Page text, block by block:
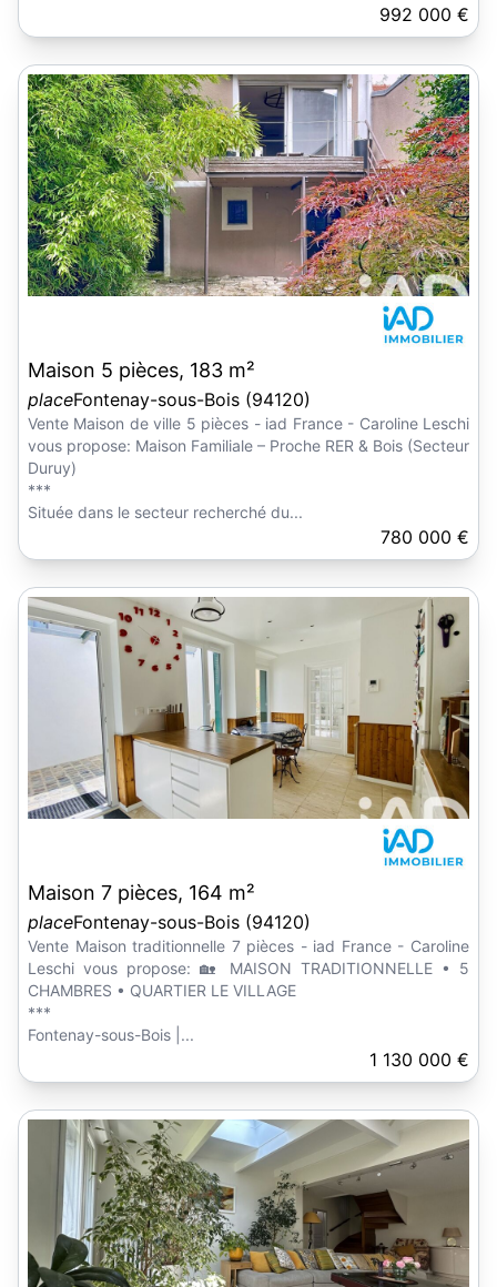
992 000 €
Maison 5 pièces, 183 m²
placeFontenay-sous-Bois (94120)
Vente Maison de ville 5 pièces - iad France - Caroline Leschi
vous propose: Maison Familiale – Proche RER & Bois (Secteur
Duruy)
***
Située dans le secteur recherché du...
780 000 €
Maison 7 pièces, 164 m²
placeFontenay-sous-Bois (94120)
Vente Maison traditionnelle 7 pièces - iad France - Caroline
Leschi vous propose: 🏡 MAISON TRADITIONNELLE • 5
CHAMBRES • QUARTIER LE VILLAGE
***
Fontenay-sous-Bois |...
1 130 000 €